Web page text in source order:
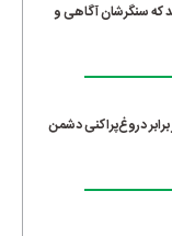
که سنگرشان آگاهی و
دروغ‌پراکنی دشمن